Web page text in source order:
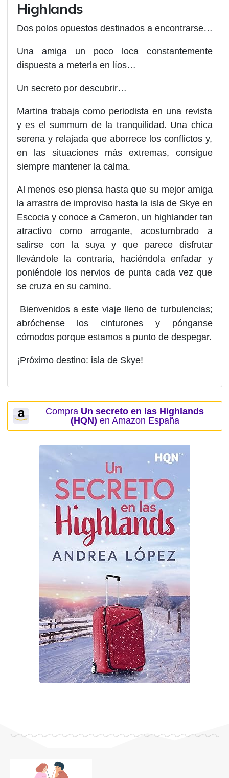
Highlands
Dos polos opuestos destinados a encontrarse…
Una amiga un poco loca constantemente
dispuesta a meterla en líos…
Un secreto por descubrir…
Martina trabaja como periodista en una revista
y es el summum de la tranquilidad. Una chica
serena y relajada que aborrece los conflictos y,
en las situaciones más extremas, consigue
siempre mantener la calma.
Al menos eso piensa hasta que su mejor amiga
la arrastra de improviso hasta la isla de Skye en
Escocia y conoce a Cameron, un highlander tan
atractivo como arrogante, acostumbrado a
salirse con la suya y que parece disfrutar
llevándole la contraria, haciéndola enfadar y
poniéndole los nervios de punta cada vez que
se cruza en su camino.
Bienvenidos a este viaje lleno de turbulencias;
abróchense los cinturones y pónganse
cómodos porque estamos a punto de despegar.
¡Próximo destino: isla de Skye!
Compra Un secreto en las Highlands
(HQN) en Amazon España